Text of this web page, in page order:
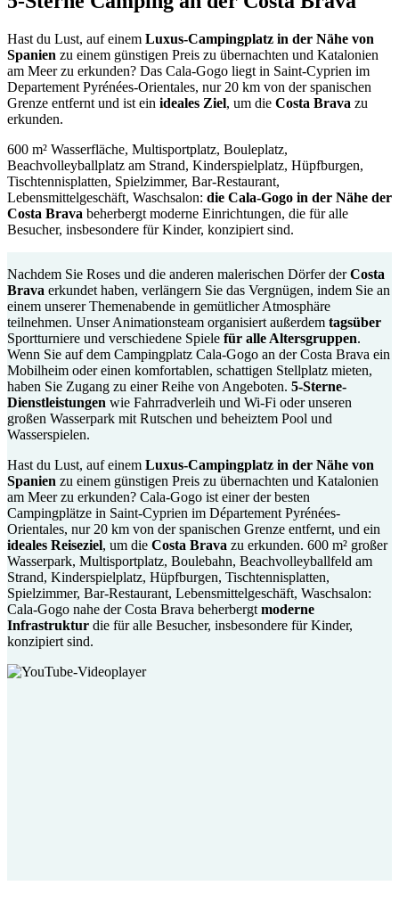
Hast du Lust, auf einem Luxus-Campingplatz in der Nähe von
Spanien zu einem günstigen Preis zu übernachten und Katalonien
am Meer zu erkunden? Das Cala-Gogo liegt in Saint-Cyprien im
Departement Pyrénées-Orientales, nur 20 km von der spanischen
Grenze entfernt und ist ein ideales Ziel, um die Costa Brava zu
erkunden.
600 m² Wasserfläche, Multisportplatz, Bouleplatz,
Beachvolleyballplatz am Strand, Kinderspielplatz, Hüpfburgen,
Tischtennisplatten, Spielzimmer, Bar-Restaurant,
Lebensmittelgeschäft, Waschsalon: die Cala-Gogo in der Nähe der
Costa Brava beherbergt moderne Einrichtungen, die für alle
Besucher, insbesondere für Kinder, konzipiert sind.
Nachdem Sie Roses und die anderen malerischen Dörfer derCosta
Brava erkundet haben, verlängern Sie das Vergnügen, indem Sie an
einem unserer Themenabende in gemütlicher Atmosphäre
teilnehmen. Unser Animationsteam organisiert außerdem tagsüber
Sportturniere und verschiedene Spiele für alle Altersgruppen.
Wenn Sie auf dem Campingplatz Cala-Gogo an der Costa Brava ein
Mobilheim oder einen komfortablen, schattigen Stellplatz mieten,
haben Sie Zugang zu einer Reihe von Angeboten. 5-Sterne-
Dienstleistungen wie Fahrradverleih und Wi-Fi oder unseren
großen Wasserpark mit Rutschen und beheiztem Pool und
Wasserspielen.
Hast du Lust, auf einem Luxus-Campingplatz in der Nähe von
Spanien zu einem günstigen Preis zu übernachten und Katalonien
am Meer zu erkunden? Cala-Gogo ist einer der besten
Campingplätze in Saint-Cyprien im Département Pyrénées-
Orientales, nur 20 km von der spanischen Grenze entfernt, und ein
ideales Reiseziel, um die Costa Brava zu erkunden. 600 m² großer
Wasserpark, Multisportplatz, Boulebahn, Beachvolleyballfeld am
Strand, Kinderspielplatz, Hüpfburgen, Tischtennisplatten,
Spielzimmer, Bar-Restaurant, Lebensmittelgeschäft, Waschsalon:
Cala-Gogo nahe der Costa Brava beherbergt moderne
Infrastruktur die für alle Besucher, insbesondere für Kinder,
konzipiert sind.